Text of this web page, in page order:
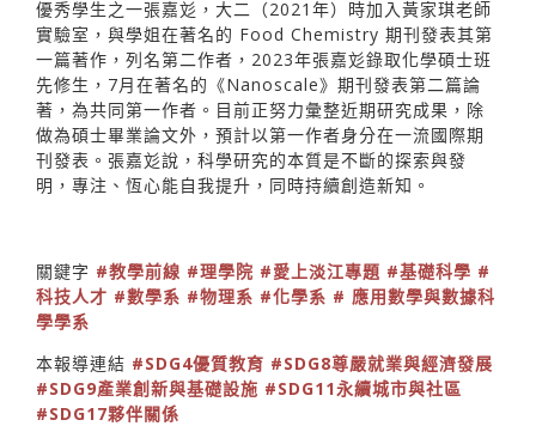
優秀學生之一張嘉彣，大二（2021年）時加入黃家琪老師
實驗室，與學姐在著名的 Food Chemistry 期刊發表其第
一篇著作，列名第二作者，2023年張嘉彣錄取化學碩士班
先修生，7月在著名的《Nanoscale》期刊發表第二篇論
著，為共同第一作者。目前正努力彙整近期研究成果，除
做為碩士畢業論文外，預計以第一作者身分在一流國際期
刊發表。張嘉彣說，科學研究的本質是不斷的探索與發
明，專注、恆心能自我提升，同時持續創造新知。
關鍵字 #教學前線 #理學院 #愛上淡江專題 #基礎科學 #
科技人才 #數學系 #物理系 #化學系 # 應用數學與數據科
學學系
本報導連結 #SDG4優質教育 #SDG8尊嚴就業與經濟發展
#SDG9產業創新與基礎設施 #SDG11永續城市與社區
#SDG17夥伴關係